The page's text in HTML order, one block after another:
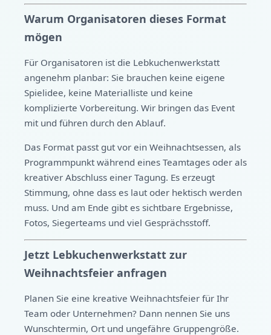
Warum Organisatoren dieses Format
mögen
Für Organisatoren ist die Lebkuchenwerkstatt
angenehm planbar: Sie brauchen keine eigene
Spielidee, keine Materialliste und keine
komplizierte Vorbereitung. Wir bringen das Event
mit und führen durch den Ablauf.
Das Format passt gut vor ein Weihnachtsessen, als
Programmpunkt während eines Teamtages oder als
kreativer Abschluss einer Tagung. Es erzeugt
Stimmung, ohne dass es laut oder hektisch werden
muss. Und am Ende gibt es sichtbare Ergebnisse,
Fotos, Siegerteams und viel Gesprächsstoff.
Jetzt Lebkuchenwerkstatt zur
Weihnachtsfeier anfragen
Planen Sie eine kreative Weihnachtsfeier für Ihr
Team oder Unternehmen? Dann nennen Sie uns
Wunschtermin, Ort und ungefähre Gruppengröße.